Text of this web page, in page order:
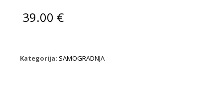
39.00 €
Kategorija: SAMOGRADNJA